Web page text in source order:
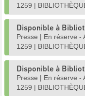
1259 |
Disponible à
Presse | En réserve -
1259 |
Disponible à
Presse | En réserve -
1259 |